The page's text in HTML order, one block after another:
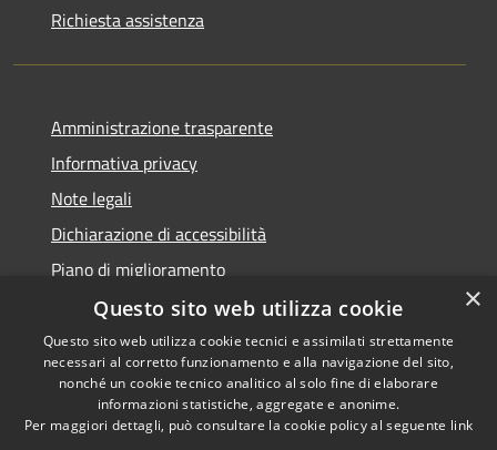
Richiesta assistenza
Amministrazione trasparente
Informativa privacy
Note legali
Dichiarazione di accessibilità
Piano di miglioramento
Accessibilità
Privacy
Copyright © 2026 • Comune di
Castiglion Fiorentino •
Powered byMunicipium •
×
Questo sito web utilizza cookie
Questo sito web utilizza cookie tecnici e assimilati strettamente
necessari al corretto funzionamento e alla navigazione del sito,
nonché un cookie tecnico analitico al solo fine di elaborare
informazioni statistiche, aggregate e anonime.
Per maggiori dettagli, può consultare la cookie policy al seguente link